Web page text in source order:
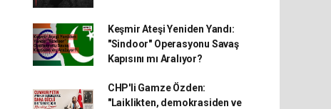
Keşmir Ateşi Yeniden Yandı:
"Sindoor" Operasyonu Savaş
Kapısını mı Aralıyor?
CHP'li Gamze Özden:
"Laiklikten, demokrasiden ve